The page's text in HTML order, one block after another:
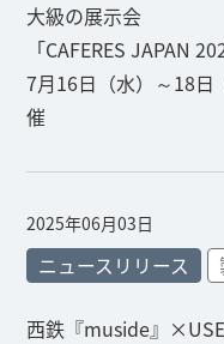
大級の展示会
「CAFERES JAPAN
7月16日（水）～18日
催
2025年06月03日
ニュースリリース
西鉄『muside』